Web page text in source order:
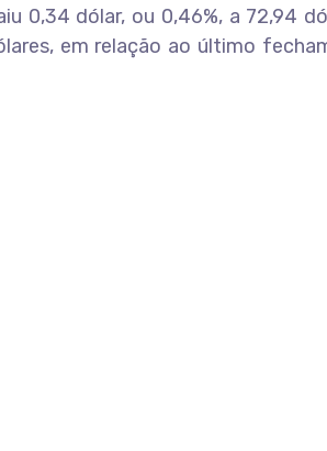
0,34 dólar, ou 0,46%, a 72,94
em relação ao último